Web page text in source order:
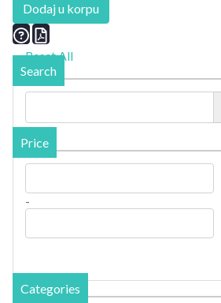
Dodaj u korpu
Reset All
Search
Price
-
Categories